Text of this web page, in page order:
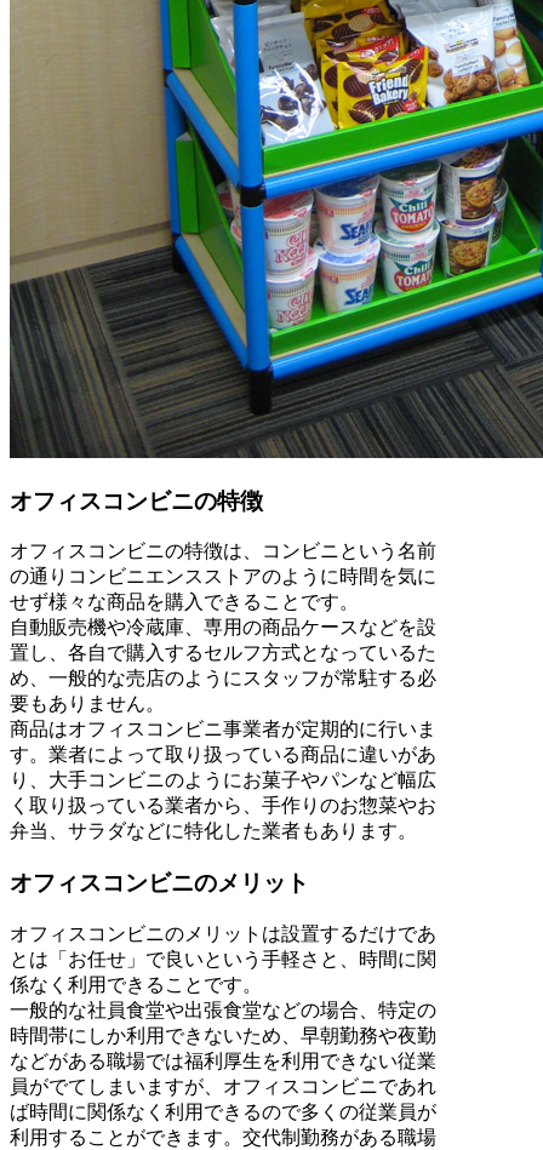
オフィスコンビニの特徴
オフィスコンビニの特徴は、コンビニという名前
の通りコンビニエンスストアのように時間を気に
せず様々な商品を購入できることです。
自動販売機や冷蔵庫、専用の商品ケースなどを設
置し、各自で購入するセルフ方式となっているた
め、一般的な売店のようにスタッフが常駐する必
要もありません。
商品はオフィスコンビニ事業者が定期的に行いま
す。業者によって取り扱っている商品に違いがあ
り、大手コンビニのようにお菓子やパンなど幅広
く取り扱っている業者から、手作りのお惣菜やお
弁当、サラダなどに特化した業者もあります。
オフィスコンビニのメリット
オフィスコンビニのメリットは設置するだけであ
とは「お任せ」で良いという手軽さと、時間に関
係なく利用できることです。
一般的な社員食堂や出張食堂などの場合、特定の
時間帯にしか利用できないため、早朝勤務や夜勤
などがある職場では福利厚生を利用できない従業
員がでてしまいますが、オフィスコンビニであれ
ば時間に関係なく利用できるので多くの従業員が
利用することができます。交代制勤務がある職場